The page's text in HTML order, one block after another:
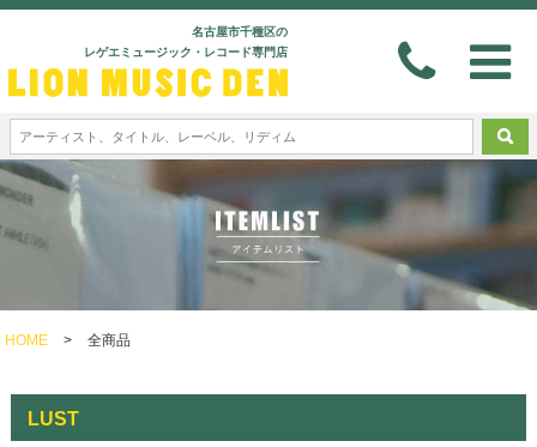
名古屋市千種区の
レゲエミュージック・レコード専門店
HOME > 全商品
LUST